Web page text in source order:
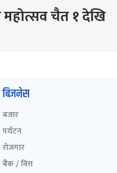
महोत्सव चैत १ देखि
बिजनेस
बजार
पर्यटन
रोजगार
बैंक / वित्त